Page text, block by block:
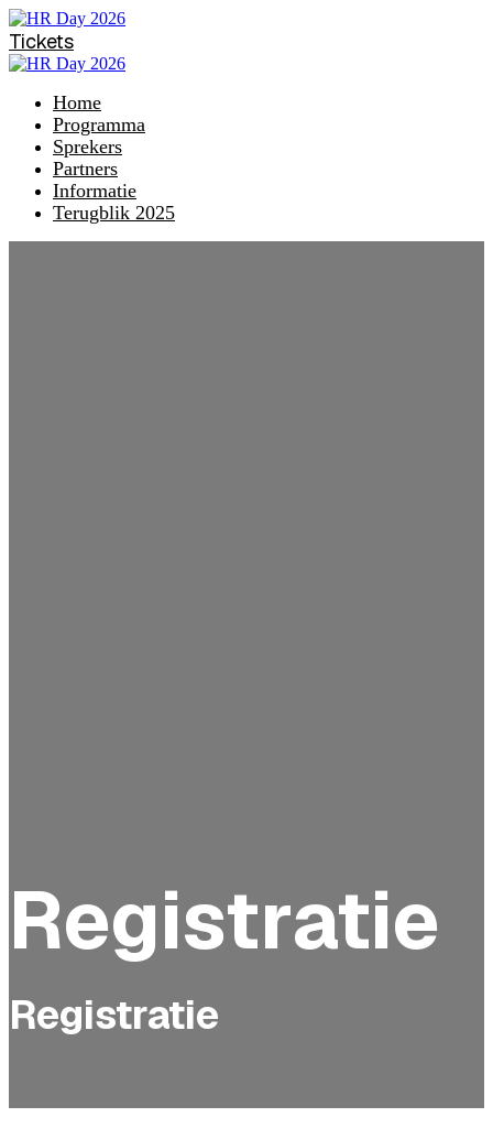
Tickets
Home
Programma
Sprekers
Partners
Informatie
Terugblik 2025
Registratie
Registratie